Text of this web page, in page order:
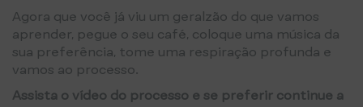
Agora que você já viu um geralzão do que vamos
aprender, pegue o seu café, coloque uma música da
sua preferência, tome uma respiração profunda e
vamos ao processo.
Assista o vídeo do processo e se preferir continue a